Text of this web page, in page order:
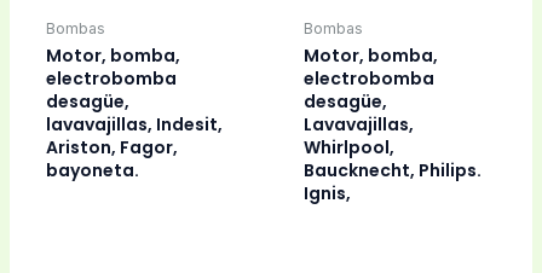
Bombas
Motor, bomba,
electrobomba
desagüe,
lavavajillas, Indesit,
Ariston, Fagor,
bayoneta.
Bombas
Motor, bomba,
electrobomba
desagüe,
Lavavajillas,
Whirlpool,
Baucknecht, Philips.
Ignis,